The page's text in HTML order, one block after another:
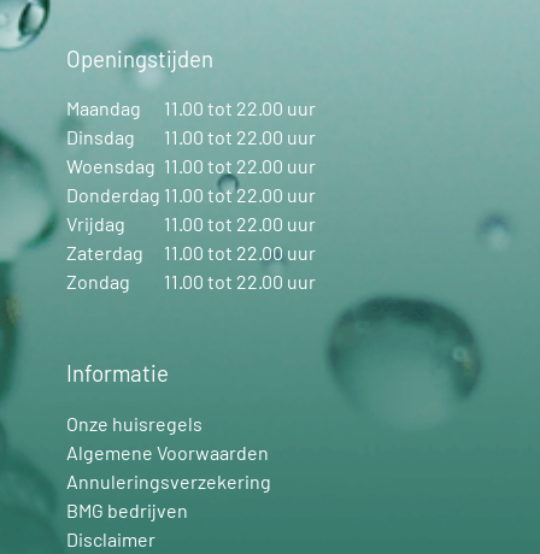
Openingstijden
Maandag
11.00 tot 22.00 uur
Dinsdag
11.00 tot 22.00 uur
Woensdag 11.00 tot 22.00 uur
Donderdag 11.00 tot 22.00 uur
Vrijdag
11.00 tot 22.00 uur
Zaterdag
11.00 tot 22.00 uur
Zondag
11.00 tot 22.00 uur
Informatie
Onze huisregels
Algemene Voorwaarden
Annuleringsverzekering
BMG bedrijven
Disclaimer